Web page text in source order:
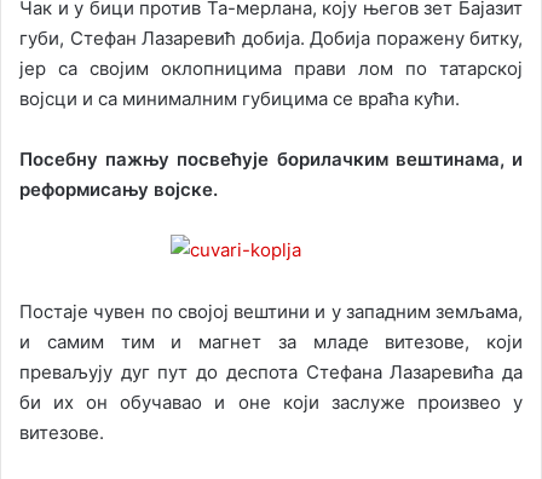
Чак и у бици против Та-мерлана, коју његов зет Бајазит
губи, Стефан Лазаревић добија. Добија поражену битку,
јер са својим оклопницима прави лом по татарској
војсци и са минималним губицима се враћа кући.
Посебну пажњу посвећује борилачким вештинама, и
реформисању војске.
Постаје чувен по својој вештини и у западним земљама,
и самим тим и магнет за младе витезове, који
преваљују дуг пут до деспота Стефана Лазаревића да
би их он обучавао и оне који заслуже произвео у
витезове.